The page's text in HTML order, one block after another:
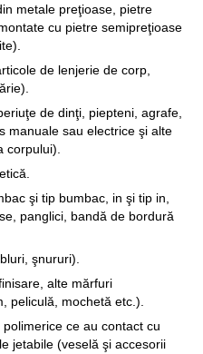
metale preţioase, pietre
cu pietre semipreţioase
de lenjerie de corp,
de dinţi, piepteni, agrafe,
manuale sau electrice şi alte
corpului).
şi tip bumbac, in şi tip in,
panglici, bandă de bordură
şnururi).
alte mărfuri
peliculă, mochetă etc.).
ce au contact cu
jetabile (veselă şi accesorii